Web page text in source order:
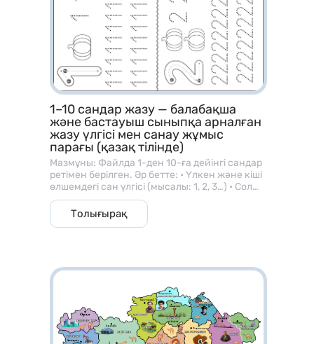
1–10 сандар жазу — балабақша
және бастауыш сыныпқа арналған
жазу үлгісі мен санау жұмыс
парағы (қазақ тілінде)
Мазмұны: Файлда 1-ден 10-ға дейінгі сандар
ретімен берілген. Әр бетте: • Үлкен және кіші
өлшемдегі сан үлгісі (мысалы: 1, 2, 3…) • Сол
санға сәйкес зат суреттері (алма, шар, гүл
және т.б.) • Балаларға арналған жазу
сызықтары, яғни сызық бойымен сандарды
үйрету; • Сан мен мөлшер ұғымын
байланыстыру; • Санау және көру арқылы
есте сақтау қабілетін жетілдіру.
Толығырақ